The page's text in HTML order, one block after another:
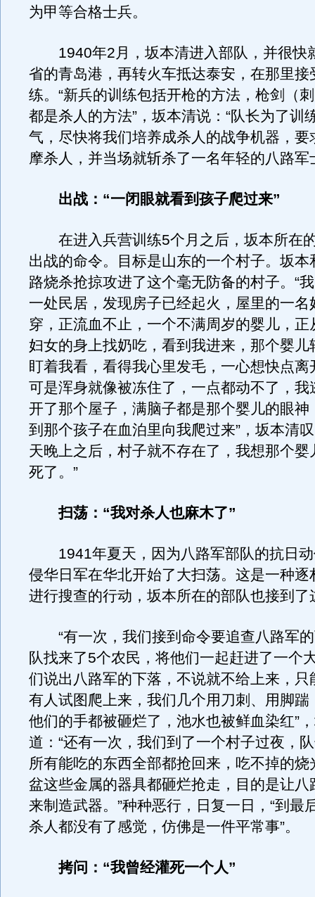
为甲等合格士兵。
1940年2月，坂本清进入部队，并很快
省的青岛港，再转火车抵达泰安，在那里接
练。“新兵的训练包括开枪的方法，枪剑（
都是杀人的方法”，坂本清说：“队长为了训
气，尽快将我们培养成杀人的战争机器，要
摩杀人，并当场就斩杀了一名年轻的八路军
出战：“一闭眼就看到孩子爬过来”
在进入兵营训练5个月之后，坂本所在
出战的命令。目标是山东的一个村子。坂本
路烧杀抢掠攻进了这个毫无防备的村子。“
一处民居，发现房子已经起火，屋里的一名
穿，正流血不止，一个不满周岁的婴儿，正
妇女的身上找奶吃，看到我进来，那个婴儿
盯着我看，看得我心里发毛，一心想快点离
可是浑身就像被冻住了，一点都动不了，我
开了那个屋子，满脑子都是那个婴儿的眼神
到那个孩子在血泊里向我爬过来”，坂本清
天晚上之后，村子就不存在了，我想那个婴
死了。”
扫荡：“我对杀人也麻木了”
1941年夏天，因为八路军部队的抗日动
侵华日军在华北开始了大扫荡。这是一种逐
进行搜查的行动，坂本所在的部队也接到了
“有一次，我们接到命令要追查八路军的
队找来了5个农民，将他们一起赶进了一个
们说出八路军的下落，不说就不给上来，只
有人试图爬上来，我们几个用刀刺、用脚踹
他们的手都被砸烂了，池水也被鲜血染红”
道：“还有一次，我们到了一个村子过夜，
所有能吃的东西全部都抢回来，吃不掉的烧
盆这些金属的器具都砸烂抢走，目的是让八
来制造武器。”种种恶行，日复一日，“到最
杀人都没有了感觉，仿佛是一件平常事”。
拷问：“我曾经灌死一个人”